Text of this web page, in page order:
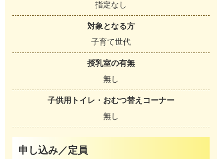
指定なし
対象となる方
子育て世代
授乳室の有無
無し
子供用トイレ・おむつ替えコーナー
無し
申し込み／定員